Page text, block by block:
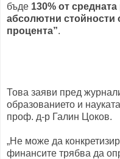
бъде 130% от
абсолютни стойности
процента”.
Това заяви пред
образованието и
проф. д-р Галин Цоков.
„Не може да
финансите трябва да